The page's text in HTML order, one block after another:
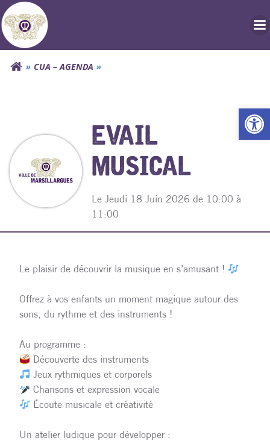
Aller
au
contenu
CUA – AGENDA
EVAIL
MUSICAL
Le Jeudi 18 Juin 2026 de 10:00 à
11:00
Le plaisir de découvrir la musique en s’amusant !
Offrez à vos enfants un moment magique autour des
sons, du rythme et des instruments !
Au programme :
Découverte des instruments
Jeux rythmiques et corporels
Chansons et expression vocale
Écoute musicale et créativité
Un atelier ludique pour développer :